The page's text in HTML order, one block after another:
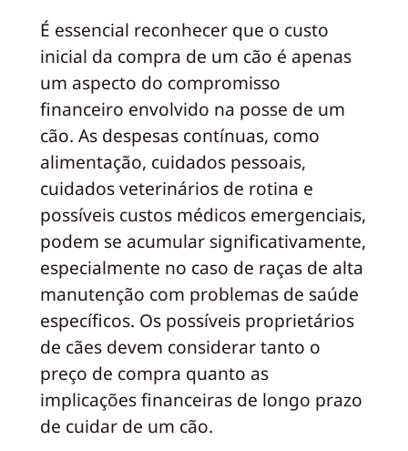
É essencial reconhecer que o custo
inicial da compra de um cão é apenas
um aspecto do compromisso
financeiro envolvido na posse de um
cão. As despesas contínuas, como
alimentação, cuidados pessoais,
cuidados veterinários de rotina e
possíveis custos médicos emergenciais,
podem se acumular significativamente,
especialmente no caso de raças de alta
manutenção com problemas de saúde
específicos. Os possíveis proprietários
de cães devem considerar tanto o
preço de compra quanto as
implicações financeiras de longo prazo
de cuidar de um cão.